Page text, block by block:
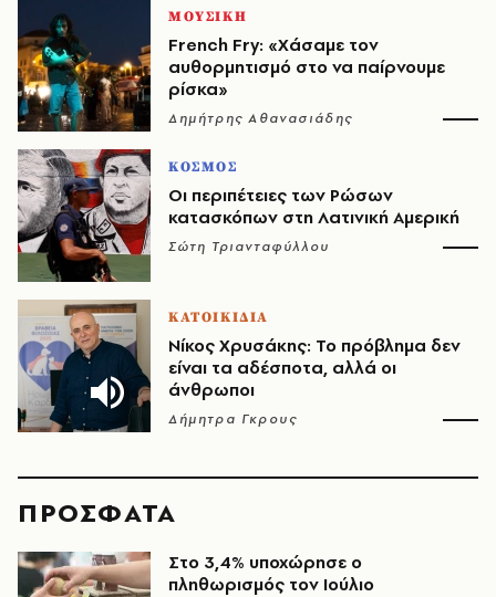
ΜΟΥΣΙΚΗ
French Fry: «Χάσαμε τον
αυθορμητισμό στο να παίρνουμε
ρίσκα»
Δημήτρης Αθανασιάδης
ΚΟΣΜΟΣ
Οι περιπέτειες των Ρώσων
κατασκόπων στη Λατινική Αμερική
Σώτη Τριανταφύλλου
ΚΑΤΟΙΚΙΔΙΑ
Νίκος Χρυσάκης: Το πρόβλημα δεν
είναι τα αδέσποτα, αλλά οι
άνθρωποι
Δήμητρα Γκρους
ΠΡΟΣΦΑΤΑ
Στο 3,4% υποχώρησε ο
πληθωρισμός τον Ιούλιο